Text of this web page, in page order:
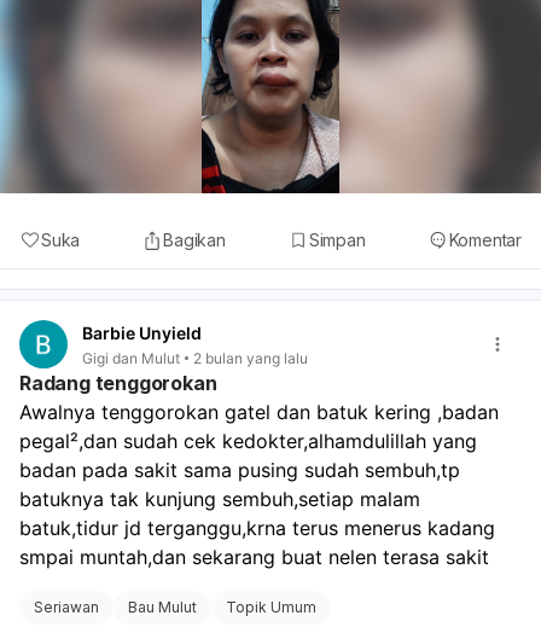
Suka Bagikan Simpan Komentar
Barbie Unyield
Gigi dan Mulut 2 bulan yang lalu
Radang tenggorokan
Awalnya tenggorokan gatel dan batuk kering ,badan
pegal²,dan sudah cek kedokter,alhamdulillah yang
badan pada sakit sama pusing sudah sembuh,tp
batuknya tak kunjung sembuh,setiap malam
batuk,tidur jd terganggu,krna terus menerus kadang
smpai muntah,dan sekarang buat nelen terasa sakit
Seriawan Bau Mulut Topik Umum